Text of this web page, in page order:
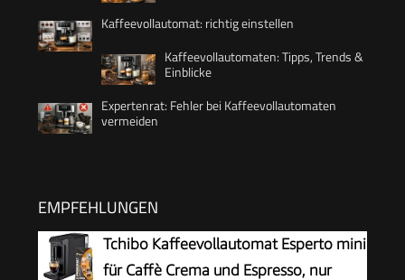
Kaffeevollautomat: richtig einstellen
Kaffeevollautomaten: Tipps, Trends &
Einblicke
Expertenrat: Fehler bei Kaffeevollautomaten
vermeiden
EMPFEHLUNGEN
Tchibo Kaffeevollautomat Esperto mini
für Caffè Crema und Espresso, nur